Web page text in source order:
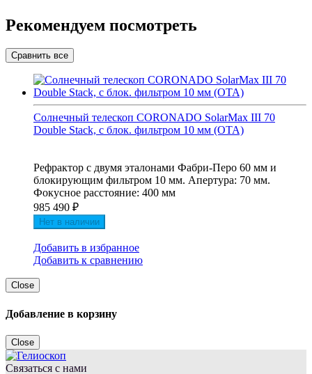
Рекомендуем посмотреть
Солнечный телескоп CORONADO SolarMax III 70
Double Stack, с блок. фильтром 10 мм (OTA)
Рефрактор с двумя эталонами Фабри-Перо 60 мм и
блокирующим фильтром 10 мм. Апертура: 70 мм.
Фокусное расстояние: 400 мм
985 490 ₽
Нет в наличии
Добавить в избранное
Добавить к сравнению
Close
Добавление в корзину
Close
Связаться с нами